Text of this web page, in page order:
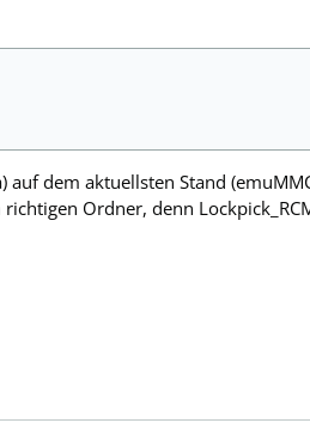
auf dem aktuellsten Stand
Ordner, denn